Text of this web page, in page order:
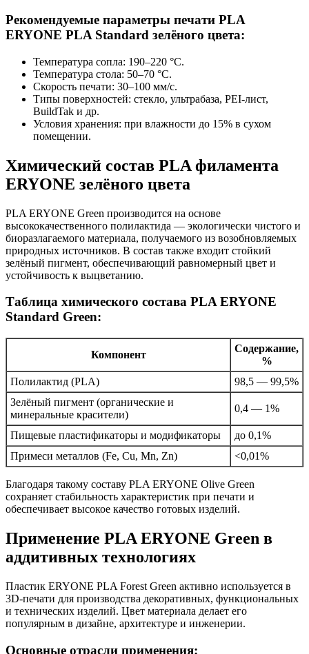
Рекомендуемые параметры печати PLA
ERYONE PLA Standard зелёного цвета:
Температура сопла: 190–220 °C.
Температура стола: 50–70 °C.
Скорость печати: 30–100 мм/с.
Типы поверхностей: стекло, ультрабаза, PEI-лист,
BuildTak и др.
Условия хранения: при влажности до 15% в сухом
помещении.
Химический состав PLA филамента
ERYONE зелёного цвета
PLA ERYONE Green производится на основе
высококачественного полилактида — экологически чистого и
биоразлагаемого материала, получаемого из возобновляемых
природных источников. В состав также входит стойкий
зелёный пигмент, обеспечивающий равномерный цвет и
устойчивость к выцветанию.
Таблица химического состава PLA ERYONE
Standard Green:
Компонент
Содержание,
%
Полилактид (PLA)
98,5 — 99,5%
Зелёный пигмент (органические и
минеральные красители)
0,4 — 1%
Пищевые пластификаторы и модификаторы
до 0,1%
Примеси металлов (Fe, Cu, Mn, Zn)
<0,01%
Благодаря такому составу PLA ERYONE Olive Green
сохраняет стабильность характеристик при печати и
обеспечивает высокое качество готовых изделий.
Применение PLA ERYONE Green в
аддитивных технологиях
Пластик ERYONE PLA Forest Green активно используется в
3D-печати для производства декоративных, функциональных
и технических изделий. Цвет материала делает его
популярным в дизайне, архитектуре и инженерии.
Основные отрасли применения: